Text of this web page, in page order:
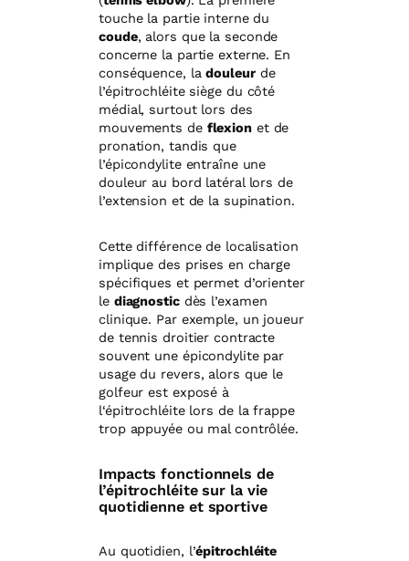
touche la partie interne du
coude, alors que la seconde
concerne la partie externe. En
conséquence, ladouleurde
l’épitrochléite siège du côté
médial, surtout lors des
mouvements de flexionet de
pronation, tandis que
l’épicondylite entraîne une
douleur au bord latéral lors de
l’extension et de la supination.
Cette différence de localisation
implique des prises en charge
spécifiques et permet d’orienter
le diagnosticdès l’examen
clinique. Par exemple, un joueur
de tennis droitier contracte
souvent une épicondylite par
usage du revers, alors que le
golfeur est exposé à
l‘épitrochléite lors de la frappe
trop appuyée ou mal contrôlée.
Impacts fonctionnels de
l’épitrochléite sur la vie
quotidienne et sportive
Au quotidien, l’épitrochléite